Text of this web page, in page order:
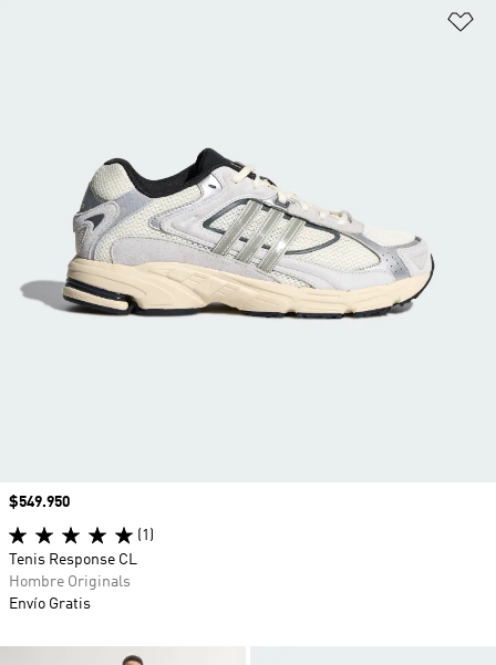
Precio
$549.950
(1)
Tenis Response CL
Hombre Originals
Envío Gratis